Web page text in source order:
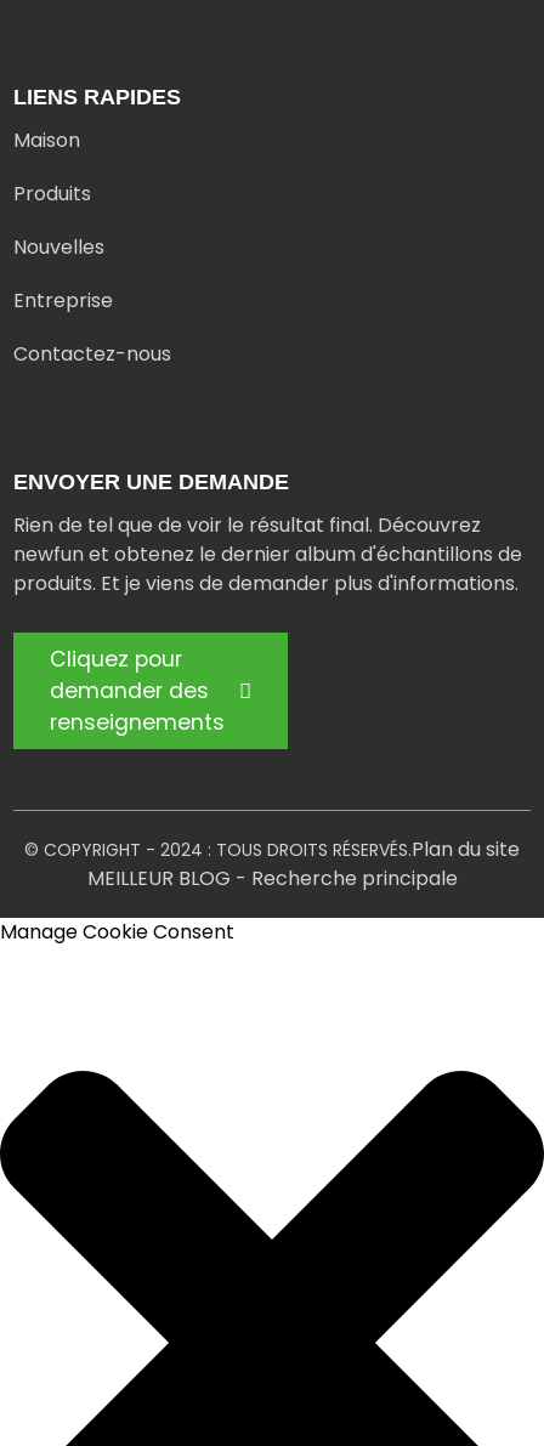
LIENS RAPIDES
Maison
Produits
Nouvelles
Entreprise
Contactez-nous
ENVOYER UNE DEMANDE
Rien de tel que de voir le résultat final. Découvrez
newfun et obtenez le dernier album d'échantillons de
produits. Et je viens de demander plus d'informations.
Cliquez pour
demander des
renseignements
© COPYRIGHT - 2024 : TOUS DROITS RÉSERVÉS.Plan du site
MEILLEUR BLOG - Recherche principale
Manage Cookie Consent